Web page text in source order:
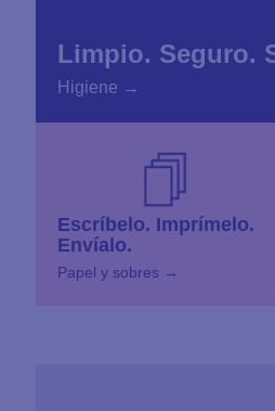
Limpio. Seguro.
Higiene →
Escríbelo. Imprímelo.
Envíalo.
Papel y sobres →